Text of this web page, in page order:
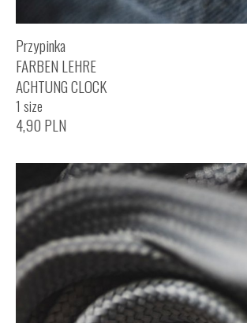
Przypinka
FARBEN LEHRE
ACHTUNG CLOCK
1 size
4,90 PLN